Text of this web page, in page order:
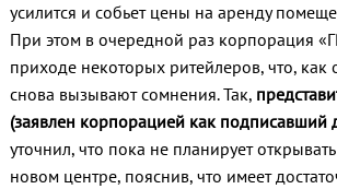
усилится и собьет цены на аренду
При этом в очередной раз корпорация
приходе некоторых ритейлеров, что, как
снова вызывают сомнения. Так,
(заявлен корпорацией как подписавший
уточнил, что пока не планирует
новом центре, пояснив, что имеет